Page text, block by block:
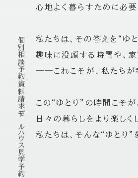
個別相談予約
資料請求
モデルハウス見学予約
心地よく暮らすために必要
私たちは、その答えを“ゆ
趣味に没頭する時間や、
——これこそが、私たちが
この“ゆとり”の時間こそが
日々の暮らしをより楽しく
私たちは、そんな“ゆとり”